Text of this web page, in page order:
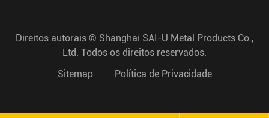
Direitos autorais © Shanghai SAI-U Metal Products Co.,
Ltd. Todos os direitos reservados.
Sitemap
Política de Privacidade